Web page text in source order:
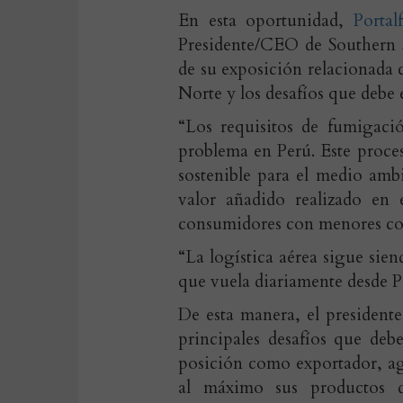
En esta oportunidad,
Presidente/CEO de
de su exposición
Norte y los desafíos que
“Los requisitos de
problema en Perú. Este
sostenible para el medio
valor añadido realizado
consumidores con menores
“La logística aérea sigue
que vuela diariamente desde
De esta manera, el
principales desafíos que
posición como exportador,
al máximo sus productos